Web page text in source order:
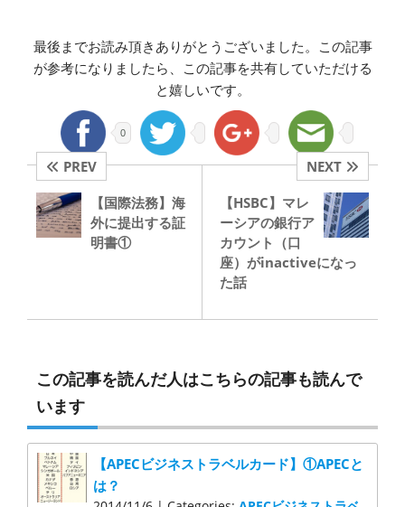
最後までお読み頂きありがとうございました。この記事
が参考になりましたら、この記事を共有していただける
と嬉しいです。
0
PREV
【国際法務】海
外に提出する証
明書①
NEXT
【HSBC】マレ
ーシアの銀行ア
カウント（口
座）がinactiveになっ
た話
この記事を読んだ人はこちらの記事も読んで
います
【APECビジネストラベルカード】①APECと
は？